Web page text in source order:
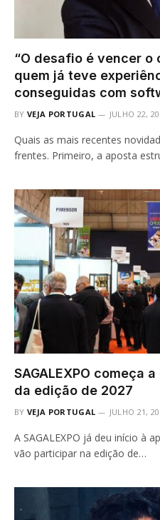
“O desafio é vencer
quem já teve
conseguidas com
BY VEJA PORTUGAL JULHO 22,
Quais as mais recentes
frentes. Primeiro, a aposta
SAGALEXPO começa
da edição de 2027
BY VEJA PORTUGAL JULHO 21,
A SAGALEXPO já deu início à
vão participar na edição de…